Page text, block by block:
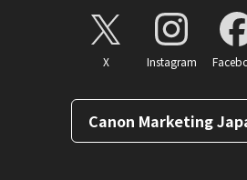
X Instagram
Canon Marketing